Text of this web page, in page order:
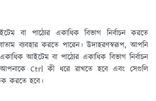
বা পাঠ্যের একাধিক বিভাগ নির্বাচন করতে
ব্যবহার করতে পারেন। উদাহরণস্বরূপ, আপনি
আইটেম বা পাঠ্যের একাধিক বিভাগ নির্বাচন
Ctrl কী ধরে রাখতে হবে এবং সেগুলি
করতে হবে।